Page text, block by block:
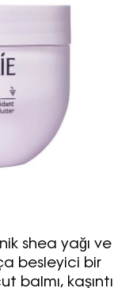
shea yağı ve
besleyici bir
balmı, kaşıntı